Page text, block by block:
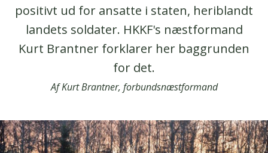
positivt ud for ansatte i staten, heriblandt
landets soldater. HKKF's næstformand
Kurt Brantner forklarer her baggrunden
for det.
Af Kurt Brantner, forbundsnæstformand